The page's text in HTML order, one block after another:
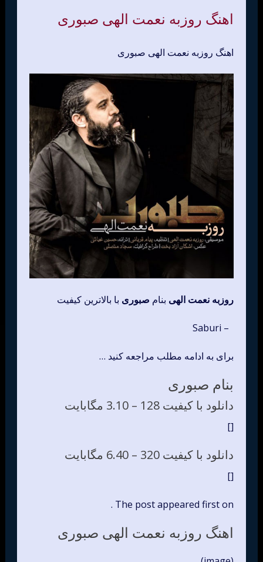
اهنگ روزبه نعمت الهی صبوری
اهنگ روزبه نعمت الهی صبوری
روزبه نعمت الهی بنام صبوری با بالاترین کیفیت
– Saburi
برای به ادامه مطلب مراجعه کنید …
بنام صبوری
دانلود با کیفیت 128 – 3.10 مگابایت
[]
دانلود با کیفیت 320 – 6.40 مگابایت
[]
The post appeared first on .
اهنگ روزبه نعمت الهی صبوری